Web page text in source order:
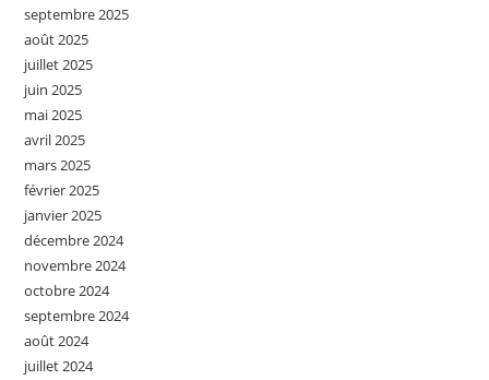
septembre 2025
août 2025
juillet 2025
juin 2025
mai 2025
avril 2025
mars 2025
février 2025
janvier 2025
décembre 2024
novembre 2024
octobre 2024
septembre 2024
août 2024
juillet 2024